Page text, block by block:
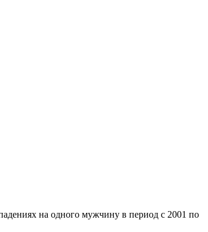
на одного мужчину в период с 2001 по